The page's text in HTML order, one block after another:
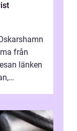
från
länken